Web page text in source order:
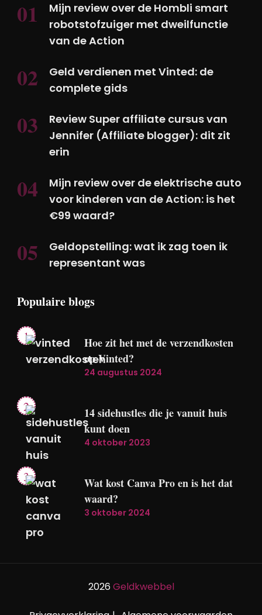
Mijn review over de Hombli smart
robotstofzuiger met dweilfunctie
van de Action
Geld verdienen met Vinted: de
complete gids
Review Super affiliate cursus van
Jennifer (Affiliate blogger): dit zit
erin
Mijn review over de elektrische auto
voor kinderen van de Action: is het
€99 waard?
Geldopstelling: wat ik zag toen ik
representant was
Populaire blogs
Hoe zit het met de verzendkosten
op Vinted?
24 augustus 2024
14 sidehustles die je vanuit huis
kunt doen
4 oktober 2023
Wat kost Canva Pro en is het dat
waard?
3 oktober 2024
2026Geldkwebbel